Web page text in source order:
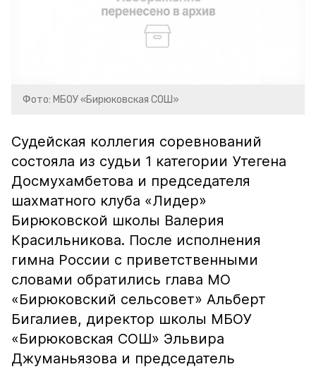
Фото: МБОУ «Бирюковская СОШ»
Судейская коллегия соревнований
состояла из судьи 1 категории Утегена
Досмухамбетова и председателя
шахматного клуба «Лидер»
Бирюковской школы Валерия
Красильникова. После исполнения
гимна России с приветственными
словами обратились глава МО
«Бирюковский сельсовет» Альберт
Бигалиев, директор школы МБОУ
«Бирюковская СОШ» Эльвира
Джуманьязова и председатель